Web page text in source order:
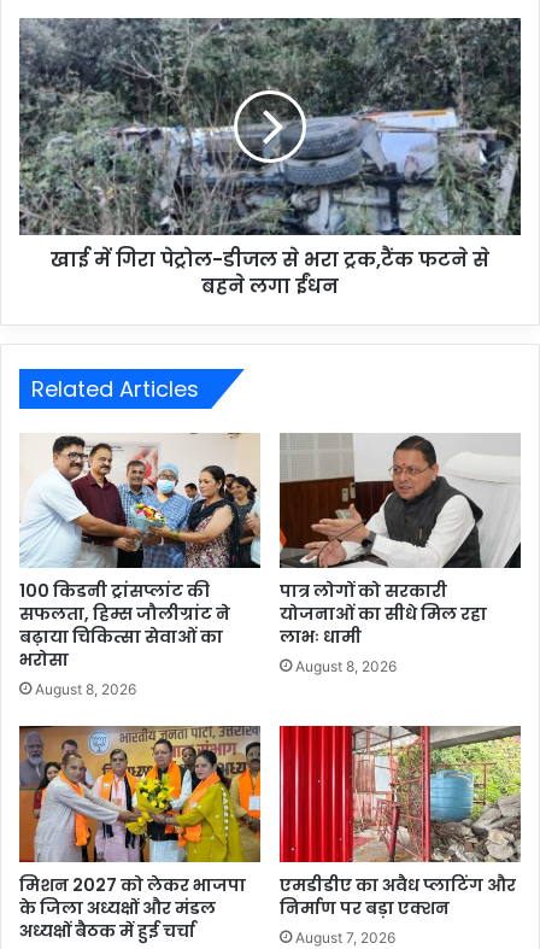
खाई में गिरा पेट्रोल-डीजल से भरा ट्रक,टैंक फटने से
बहने लगा ईंधन
Related Articles
100 किडनी ट्रांसप्लांट की
सफलता, हिम्स जौलीग्रांट ने
बढ़ाया चिकित्सा सेवाओं का
भरोसा
August 8, 2026
पात्र लोगों को सरकारी
योजनाओं का सीधे मिल रहा
लाभः धामी
August 8, 2026
मिशन 2027 को लेकर भाजपा
के जिला अध्यक्षों और मंडल
अध्यक्षों बैठक में हुई चर्चा
एमडीडीए का अवैध प्लाटिंग और
निर्माण पर बड़ा एक्शन
August 7, 2026